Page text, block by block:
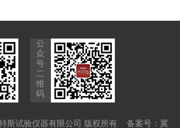
公
众
号
二
维
码
斯试验仪器有限公司 版权所有 备案号：冀